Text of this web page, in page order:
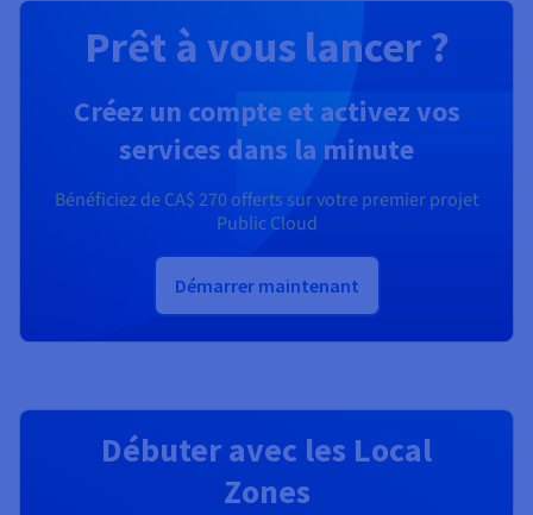
Prêt à vous lancer ?
Créez un compte et activez vos
services dans la minute
Bénéficiez de CA$ 270 offerts sur votre premier projet
Public Cloud
Démarrer maintenant
Débuter avec les Local
Zones